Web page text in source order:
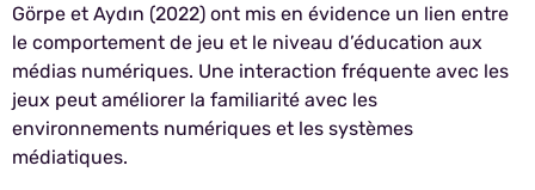
Görpe et Aydın (2022) ont mis en évidence un lien entre
le comportement de jeu et le niveau d’éducation aux
médias numériques. Une interaction fréquente avec les
jeux peut améliorer la familiarité avec les
environnements numériques et les systèmes
médiatiques.